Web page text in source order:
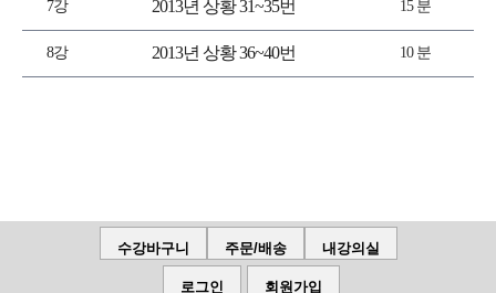
7강 2013년 상황 31~35번 15 분
8강 2013년 상황 36~40번 10 분
수강바구니 주문/배송 내강의실
로그인 회원가입